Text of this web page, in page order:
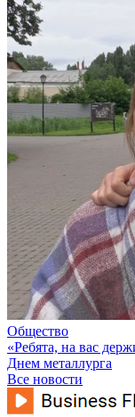
Общество
«Ребята, на вас
Днем металлурга
Все новости